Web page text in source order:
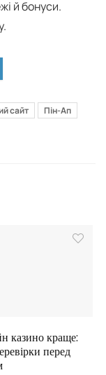
й бонуси.
сайт
Пін-Ап
казино краще:
перед